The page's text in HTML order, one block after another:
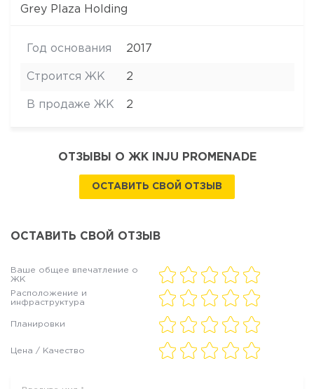
Grey Plaza Holding
Год основания 2017
Строится ЖК 2
В продаже ЖК 2
ОТЗЫВЫ О ЖК INJU PROMENADE
ОСТАВИТЬ СВОЙ ОТЗЫВ
ОСТАВИТЬ СВОЙ ОТЗЫВ
Ваше общее впечатление о
ЖК
Расположение и
инфраструктура
Планировки
Цена / Качество